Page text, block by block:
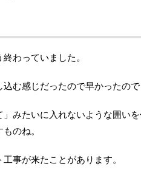
わっていました。
む感じだったので早かったので
みたいに入れないような囲い
のね。
事が来たことがあります。